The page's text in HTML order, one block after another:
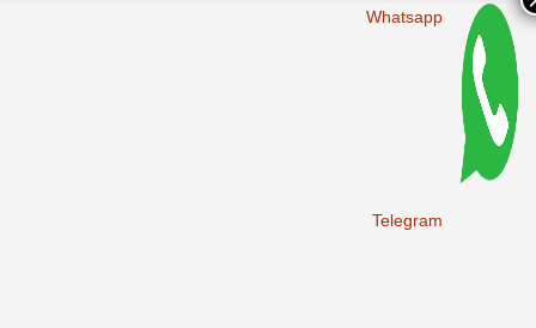
Whatsapp
Telegram